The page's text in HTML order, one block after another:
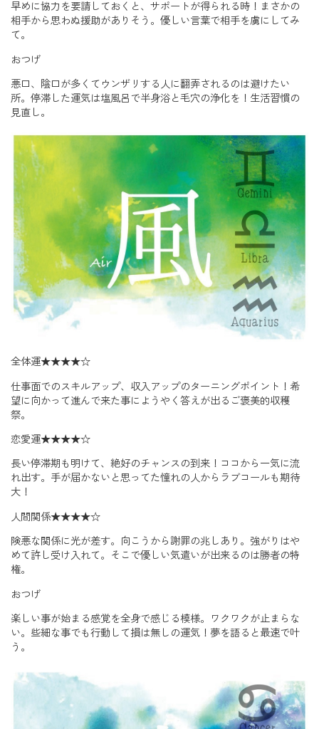
早めに協力を要請しておくと、サポートが得られる時！まさかの
相手から思わぬ援助がありそう。優しい言葉で相手を虜にしてみ
て。
おつげ
悪口、陰口が多くてウンザリする人に翻弄されるのは避けたい
所。停滞した運気は塩風呂で半身浴と毛穴の浄化を！生活習慣の
見直し。
全体運★★★★☆
仕事面でのスキルアップ、収入アップのターニングポイント！希
望に向かって進んで来た事にようやく答えが出るご褒美的収穫
祭。
恋愛運★★★★☆
長い停滞期も明けて、絶好のチャンスの到来！ココから一気に流
れ出す。手が届かないと思ってた憧れの人からラブコールも期待
大！
人間関係★★★★☆
険悪な関係に光が差す。向こうから謝罪の兆しあり。強がりはや
めて許し受け入れて。そこで優しい気遣いが出来るのは勝者の特
権。
おつげ
楽しい事が始まる感覚を全身で感じる模様。ワクワクが止まらな
い。些細な事でも行動して損は無しの運気！夢を語ると最速で叶
う。